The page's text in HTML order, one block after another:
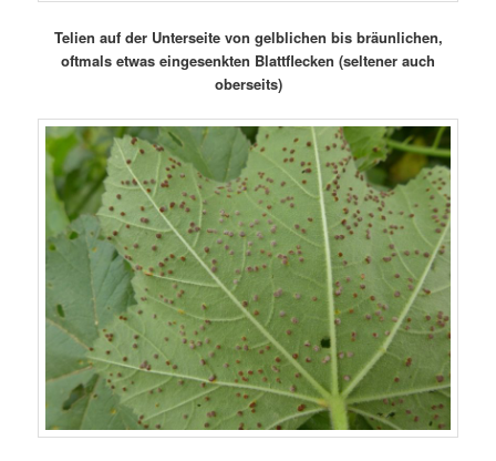
Telien auf der Unterseite von gelblichen bis bräunlichen,
oftmals etwas eingesenkten Blattflecken (seltener auch
oberseits)